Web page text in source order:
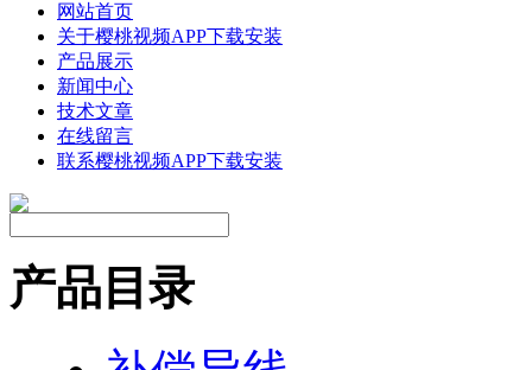
网站首页
关于樱桃视频APP下载安装
产品展示
新闻中心
技术文章
在线留言
联系樱桃视频APP下载安装
产品目录